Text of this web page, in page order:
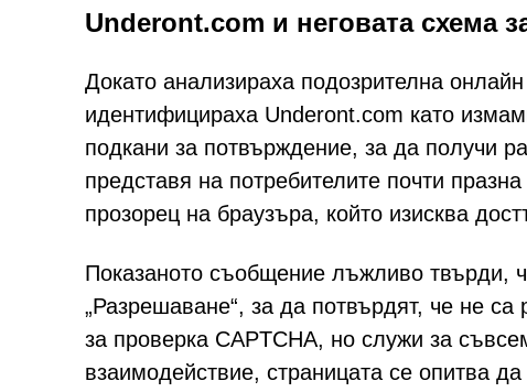
Underont.com и неговата схема
Докато анализираха подозрителна
идентифицираха Underont.com като
подкани за потвърждение, за да получи
представя на потребителите почти
прозорец на браузъра, който изисква
Показаното съобщение лъжливо твърди,
„Разрешаване“, за да потвърдят, че не са
за проверка CAPTCHA, но служи за
взаимодействие, страницата се опитва